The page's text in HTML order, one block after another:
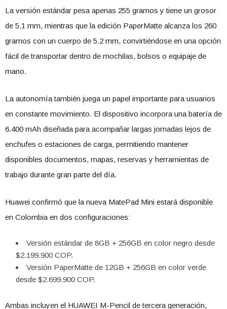
La versión estándar pesa apenas 255 gramos y tiene un grosor
de 5.1 mm, mientras que la edición PaperMatte alcanza los 260
gramos con un cuerpo de 5.2 mm, convirtiéndose en una opción
fácil de transportar dentro de mochilas, bolsos o equipaje de
mano.
La autonomía también juega un papel importante para usuarios
en constante movimiento. El dispositivo incorpora una batería de
6.400 mAh diseñada para acompañar largas jornadas lejos de
enchufes o estaciones de carga, permitiendo mantener
disponibles documentos, mapas, reservas y herramientas de
trabajo durante gran parte del día.
Huawei confirmó que la nueva MatePad Mini estará disponible
en Colombia en dos configuraciones:
Versión estándar de 8GB + 256GB en color negro desde
$2.199.900 COP.
Versión PaperMatte de 12GB + 256GB en color verde
desde $2.699.900 COP.
Ambas incluyen el HUAWEI M-Pencil de tercera generación,